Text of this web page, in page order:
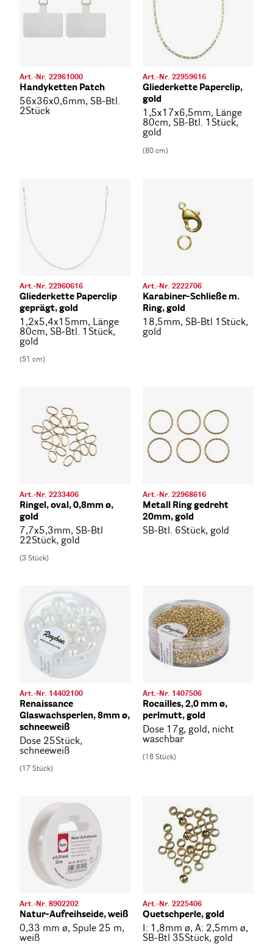
Art.-Nr. 22961000
Handyketten Patch
56x36x0,6mm, SB-Btl.
2Stück
Art.-Nr. 22959616
Gliederkette Paperclip,
gold
1,5x17x6,5mm, Länge
80cm, SB-Btl. 1Stück,
gold
(80 cm)
Art.-Nr. 22960616
Gliederkette Paperclip
geprägt, gold
1,2x5,4x15mm, Länge
80cm, SB-Btl. 1Stück,
gold
(51 cm)
Art.-Nr. 2222706
Karabiner-Schließe m.
Ring, gold
18,5mm, SB-Btl 1Stück,
gold
Art.-Nr. 2233406
Ringel, oval, 0,8mm ø,
gold
7,7x5,3mm, SB-Btl
22Stück, gold
(3 Stück)
Art.-Nr. 22968616
Metall Ring gedreht
20mm, gold
SB-Btl. 6Stück, gold
Art.-Nr. 14402100
Renaissance
Glaswachsperlen, 8mm ø,
schneeweiß
Dose 25Stück,
schneeweiß
(17 Stück)
Art.-Nr. 1407506
Rocailles, 2,0 mm ø,
perlmutt, gold
Dose 17g, gold, nicht
waschbar
(16 Stück)
Art.-Nr. 8902202
Natur-Aufreihseide, weiß
0,33 mm ø, Spule 25 m,
weiß
Art.-Nr. 2225406
Quetschperle, gold
I: 1,8mm ø, A: 2,5mm ø,
SB-Btl 35Stück, gold